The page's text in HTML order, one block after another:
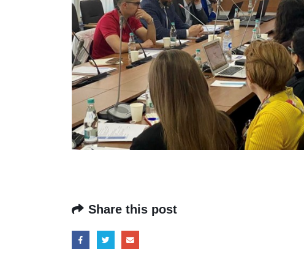
Share this post